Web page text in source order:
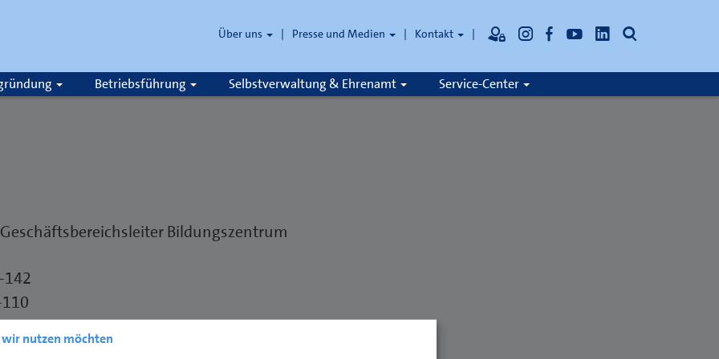
Über uns Presse und Medien Kontakt
Betriebsführung Selbstverwaltung & Ehrenamt Service-Center
Bildungszentrum
142
flensburg.de
nutzen möchten